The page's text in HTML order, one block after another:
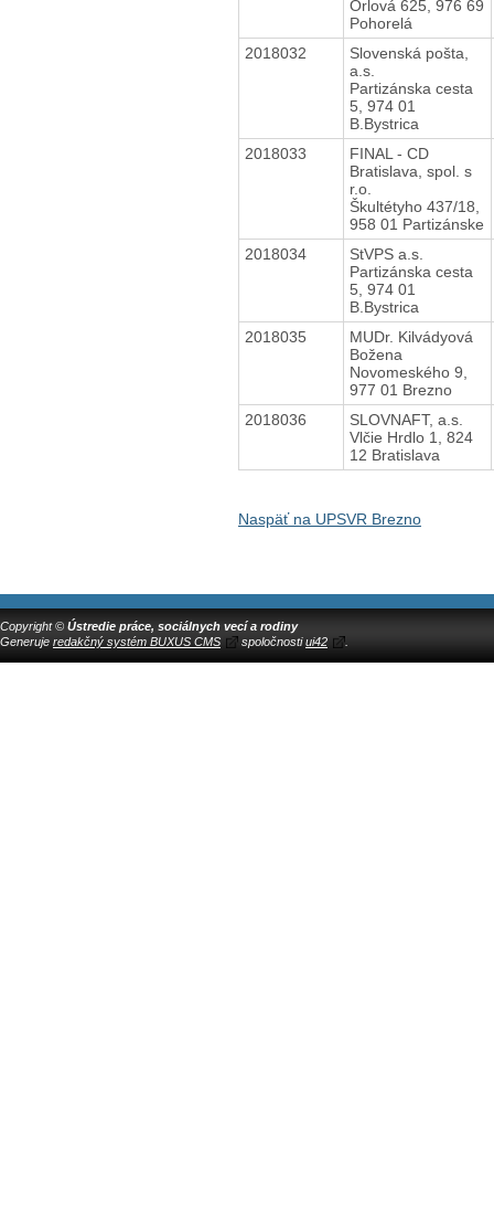
Orlová 625, 976 69
Pohorelá
2018032
Slovenská pošta,
a.s.
Partizánska cesta
5, 974 01
B.Bystrica
2018033
FINAL - CD
Bratislava, spol. s
r.o.
Škultétyho 437/18,
958 01 Partizánske
2018034
StVPS a.s.
Partizánska cesta
5, 974 01
B.Bystrica
2018035
MUDr. Kilvádyová
Božena
Novomeského 9,
977 01 Brezno
2018036
SLOVNAFT, a.s.
Vlčie Hrdlo 1, 824
12 Bratislava
Naspäť na UPSVR Brezno
Copyright © Ústredie práce, sociálnych vecí a rodiny
Generuje redakčný systém BUXUS CMS spoločnostiui42